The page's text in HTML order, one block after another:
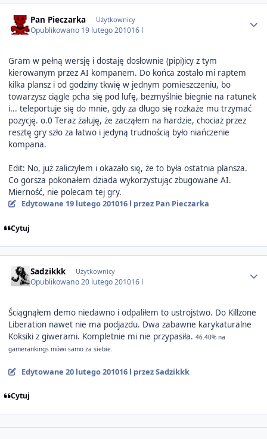
Pan Pieczarka Użytkownicy
Opublikowano 19 lutego 201016 l
Gram w pełną wersję i dostaję dosłownie (pipi)icy z tym
kierowanym przez AI kompanem. Do końca zostało mi raptem
kilka plansz i od godziny tkwię w jednym pomieszczeniu, bo
towarzysz ciągle pcha się pod lufę, bezmyślnie biegnie na ratunek
i... teleportuje się do mnie, gdy za długo się rozkaże mu trzymać
pozycję. o.0 Teraz żałuję, że zacząłem na hardzie, chociaż przez
resztę gry szło za łatwo i jedyną trudnością było niańczenie
kompana.
Edit: No, już zaliczyłem i okazało się, że to była ostatnia plansza.
Co gorsza pokonałem dziada wykorzystując zbugowane AI.
Mierność, nie polecam tej gry.
Edytowane 19 lutego 201016 l przez Pan Pieczarka
Cytuj
Sadzikkk Użytkownicy
Opublikowano20 lutego 201016 l
Ściągnąłem demo niedawno i odpaliłem to ustrojstwo. Do Killzone
Liberation nawet nie ma podjazdu. Dwa zabawne karykaturalne
Koksiki z giwerami. Kompletnie mi nie przypasiła. 46.40% na
gamerankings mówi samo za siebie.
Edytowane 20 lutego 201016 l przez Sadzikkk
Cytuj